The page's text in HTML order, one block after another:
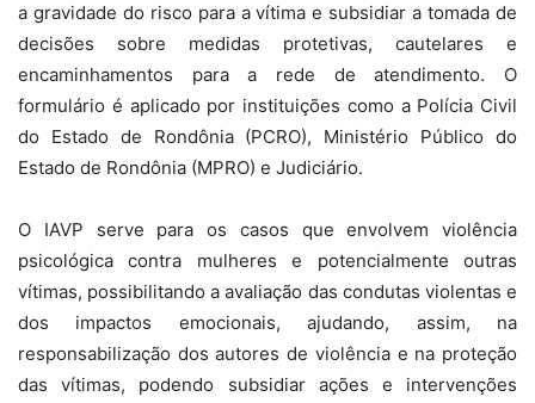
a gravidade do risco para a vítima e subsidiar a tomada de
decisões sobre medidas protetivas, cautelares e
encaminhamentos para a rede de atendimento. O
formulário é aplicado por instituições como a Polícia Civil
do Estado de Rondônia (PCRO), Ministério Público do
Estado de Rondônia (MPRO) e Judiciário.
O IAVP serve para os casos que envolvem violência
psicológica contra mulheres e potencialmente outras
vítimas, possibilitando a avaliação das condutas violentas e
dos impactos emocionais, ajudando, assim, na
responsabilização dos autores de violência e na proteção
das vítimas, podendo subsidiar ações e intervenções